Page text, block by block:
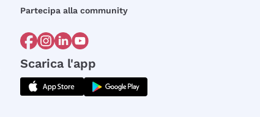
Partecipa alla community
Scarica l'app